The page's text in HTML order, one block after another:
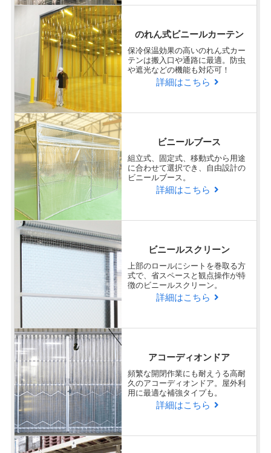
のれん式ビニールカーテン
保冷保温効果の高いのれん式カー
テンは搬入口や通路に最適。防虫
や遮光などの機能も対応可！
詳細はこちら
ビニールブース
組立式、固定式、移動式から用途
に合わせて選択でき、自由設計の
ビニールブース。
詳細はこちら
ビニールスクリーン
上部のロールにシートを巻取る方
式で、省スペースと観点操作が特
徴のビニールスクリーン。
詳細はこちら
アコーディオンドア
頻繁な開閉作業にも耐えうる高耐
久のアコーディオンドア。屋外利
用に最適な補強タイプも。
詳細はこちら